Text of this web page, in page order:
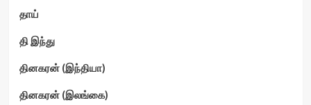
தாய்
தி இந்து
தினகரன் (இந்தியா)
தினகரன் (இலங்கை)